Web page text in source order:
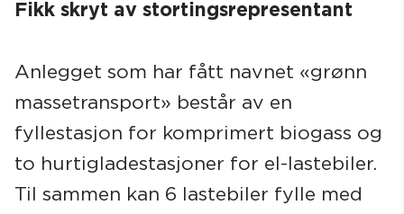
Fikk skryt av stortingsrepresentant
Anlegget som har fått navnet «grønn
massetransport» består av en
fyllestasjon for komprimert biogass og
to hurtigladestasjoner for el-lastebiler.
Til sammen kan 6 lastebiler fylle med